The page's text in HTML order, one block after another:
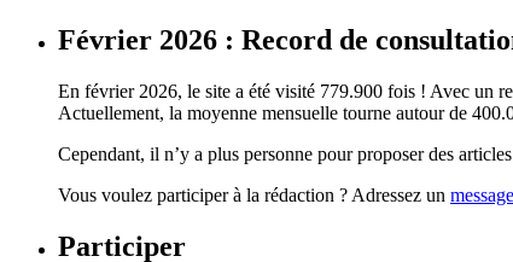
Février 2026 : Record de
En février 2026, le site a été visité 779.900 fois ! Avec un
Actuellement, la moyenne mensuelle tourne autour de
Cependant, il n’y a plus personne pour proposer des
Vous voulez participer à la rédaction ? Adressez un
Participer